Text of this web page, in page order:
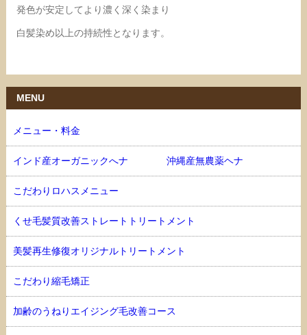
発色が安定してより濃く深く染まり
白髪染め以上の持続性となります。
MENU
メニュー・料金
インド産オーガニックへナ 沖縄産無農薬ヘナ
こだわりロハスメニュー
くせ毛髪質改善ストレートトリートメント
美髪再生修復オリジナルトリートメント
こだわり縮毛矯正
加齢のうねりエイジング毛改善コース